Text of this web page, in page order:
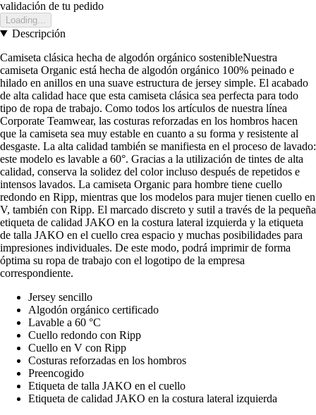
validación de tu pedido
Loading...
Descripción
Camiseta clásica hecha de algodón orgánico sostenibleNuestra
camiseta Organic está hecha de algodón orgánico 100% peinado e
hilado en anillos en una suave estructura de jersey simple. El acabado
de alta calidad hace que esta camiseta clásica sea perfecta para todo
tipo de ropa de trabajo. Como todos los artículos de nuestra línea
Corporate Teamwear, las costuras reforzadas en los hombros hacen
que la camiseta sea muy estable en cuanto a su forma y resistente al
desgaste. La alta calidad también se manifiesta en el proceso de lavado:
este modelo es lavable a 60°. Gracias a la utilización de tintes de alta
calidad, conserva la solidez del color incluso después de repetidos e
intensos lavados. La camiseta Organic para hombre tiene cuello
redondo en Ripp, mientras que los modelos para mujer tienen cuello en
V, también con Ripp. El marcado discreto y sutil a través de la pequeña
etiqueta de calidad JAKO en la costura lateral izquierda y la etiqueta
de talla JAKO en el cuello crea espacio y muchas posibilidades para
impresiones individuales. De este modo, podrá imprimir de forma
óptima su ropa de trabajo con el logotipo de la empresa
correspondiente.
Jersey sencillo
Algodón orgánico certificado
Lavable a 60 °C
Cuello redondo con Ripp
Cuello en V con Ripp
Costuras reforzadas en los hombros
Preencogido
Etiqueta de talla JAKO en el cuello
Etiqueta de calidad JAKO en la costura lateral izquierda